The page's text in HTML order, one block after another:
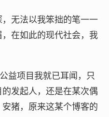
无法以我笨拙的笔一一
在如此的现代社会，我
益项目我就已耳闻，只
发起人，还是在某次偶
猪，原来这某个博客的